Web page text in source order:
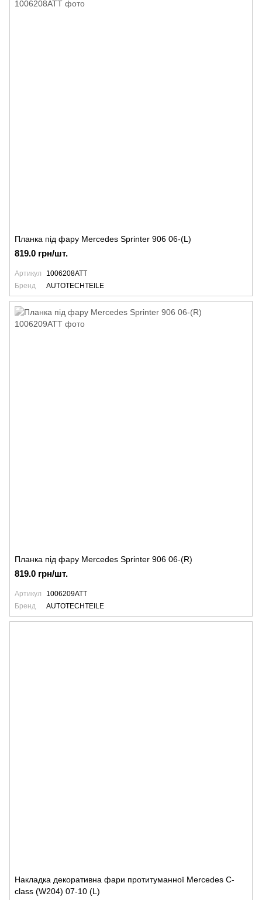
Планка під фару Mercedes Sprinter 906 06-(L)
819.0 грн/шт.
Артикул
1006208ATT
Бренд
AUTOTECHTEILE
Планка під фару Mercedes Sprinter 906 06-(R)
819.0 грн/шт.
Артикул
1006209ATT
Бренд
AUTOTECHTEILE
Накладка декоративна фари протитуманної Mercedes C-
class (W204) 07-10 (L)